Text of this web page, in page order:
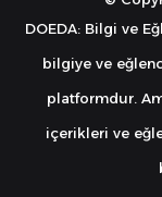
DOEDA: Bilgi ve
bilgiye ve
platformdur.
içerikleri ve